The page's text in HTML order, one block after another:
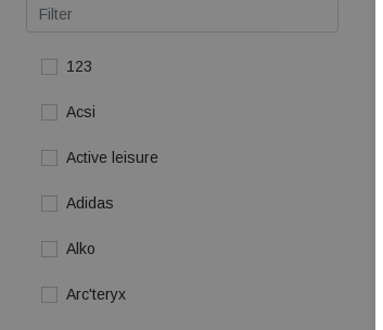
123
Acsi
Active leisure
Adidas
Alko
Arc'teryx